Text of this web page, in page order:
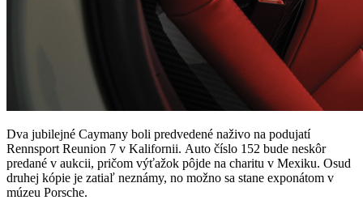
Dva jubilejné Caymany boli predvedené naživo na podujatí
Rennsport Reunion 7 v Kalifornii. Auto číslo 152 bude neskôr
predané v aukcii, pričom výťažok pôjde na charitu v Mexiku. Osud
druhej kópie je zatiaľ neznámy, no možno sa stane exponátom v
múzeu Porsche.